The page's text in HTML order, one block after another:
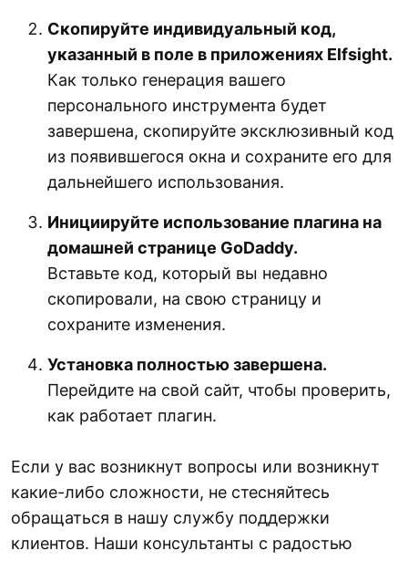
Скопируйте индивидуальный код,
указанный в поле в приложениях Elfsight.
Как только генерация вашего
персонального инструмента будет
завершена, скопируйте эксклюзивный код
из появившегося окна и сохраните его для
дальнейшего использования.
Инициируйте использование плагина на
домашней странице GoDaddy.
Вставьте код, который вы недавно
скопировали, на свою страницу и
сохраните изменения.
Установка полностью завершена.
Перейдите на свой сайт, чтобы проверить,
как работает плагин.
Если у вас возникнут вопросы или возникнут
какие-либо сложности, не стесняйтесь
обращаться в нашу службу поддержки
клиентов. Наши консультанты с радостью